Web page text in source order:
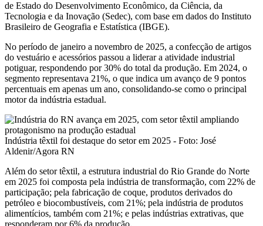
de Estado do Desenvolvimento Econômico, da Ciência, da
Tecnologia e da Inovação (Sedec), com base em dados do Instituto
Brasileiro de Geografia e Estatística (IBGE).
No período de janeiro a novembro de 2025, a confecção de artigos
do vestuário e acessórios passou a liderar a atividade industrial
potiguar, respondendo por 30% do total da produção. Em 2024, o
segmento representava 21%, o que indica um avanço de 9 pontos
percentuais em apenas um ano, consolidando-se como o principal
motor da indústria estadual.
Indústria têxtil foi destaque do setor em 2025 - Foto: José
Aldenir/Agora RN
Além do setor têxtil, a estrutura industrial do Rio Grande do Norte
em 2025 foi composta pela indústria de transformação, com 22% de
participação; pela fabricação de coque, produtos derivados do
petróleo e biocombustíveis, com 21%; pela indústria de produtos
alimentícios, também com 21%; e pelas indústrias extrativas, que
responderam por 6% da produção.